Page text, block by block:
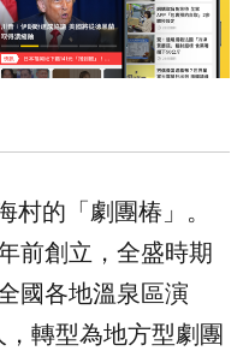
村的「劇團椿」。
前創立，全盛時期
國各地溫泉區演
轉型為地方型劇團